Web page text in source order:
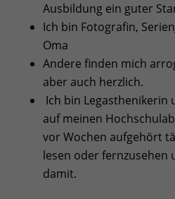
Ausbildung ein guter
Ich bin Fotografin,
Oma
Andere finden mich
aber auch herzlich.
Ich bin Legasthenikerin
auf meinen
vor Wochen aufgehört
lesen oder fernzusehen
damit.